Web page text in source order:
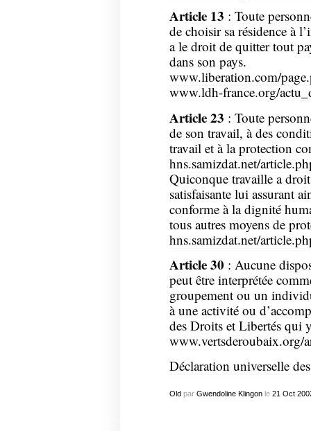
Article 13 : Toute
de choisir sa résidence à
a le droit de quitter tout
dans son pays.
www.liberation.com/
www.ldh-france.org/
Article 23 : Toute
de son travail, à des
travail et à la protection
hns.samizdat.net/
Quiconque travaille a
satisfaisante lui assurant
conforme à la dignité
tous autres moyens de
hns.samizdat.net/
Article 30 : Aucune
peut être interprétée
groupement ou un
à une activité ou
des Droits et Libertés qui
www.vertsderoubaix.org/
Déclaration universelle
Oldpar Gwendoline Klingonle 21 Oct